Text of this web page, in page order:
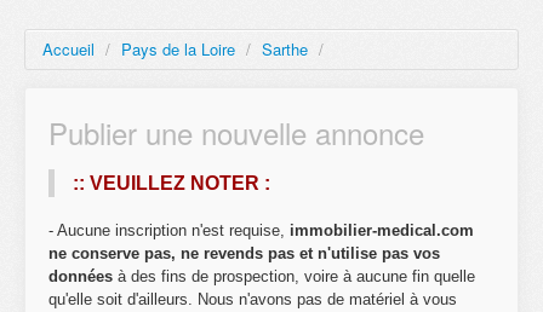
Accueil / Pays de la Loire / Sarthe /
Publier une nouvelle annonce
:: VEUILLEZ NOTER :
- Aucune inscription n'est requise, immobilier-medical.com
ne conserve pas, ne revends pas et n'utilise pas vos
données à des fins de prospection, voire à aucune fin quelle
qu'elle soit d'ailleurs. Nous n'avons pas de matériel à vous